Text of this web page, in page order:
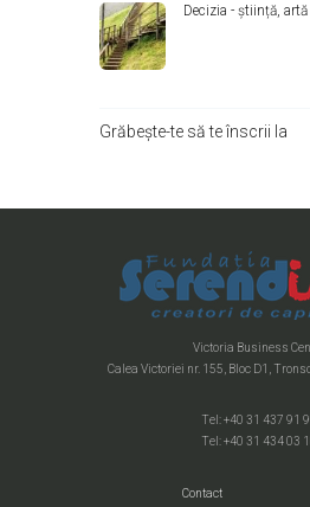
Decizia - știință,
Grăbește-te să te înscrii la
Victoria Business
Calea Victoriei nr. 155, Bloc D1,
Tel: +40 31 437 91
Tel: +40 31 434 03
Contact